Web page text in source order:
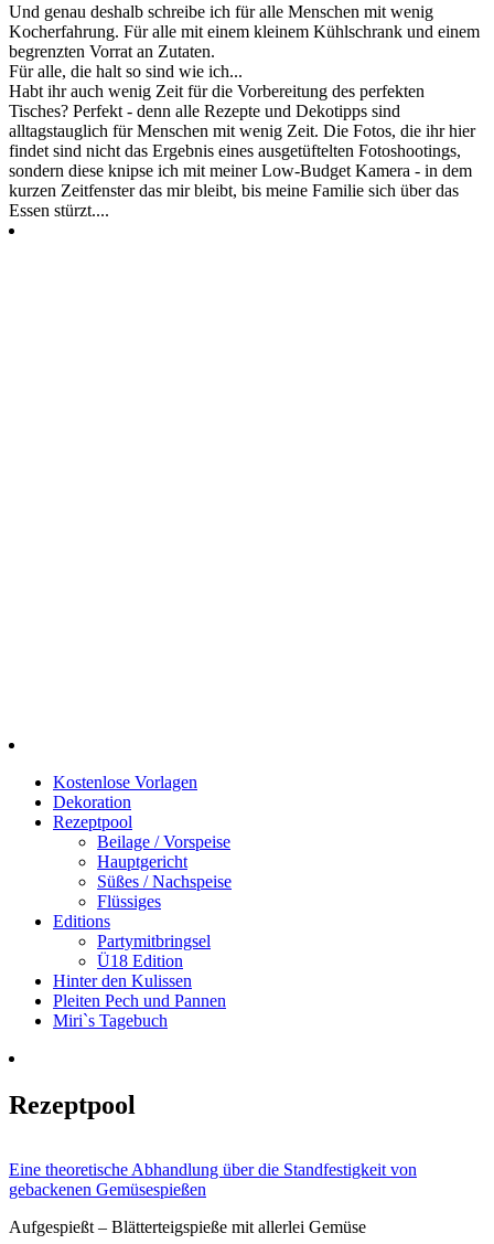
Und genau deshalb schreibe ich für alle Menschen mit wenig
Kocherfahrung. Für alle mit einem kleinem Kühlschrank und einem
begrenzten Vorrat an Zutaten.
Für alle, die halt so sind wie ich...
Habt ihr auch wenig Zeit für die Vorbereitung des perfekten
Tisches? Perfekt - denn alle Rezepte und Dekotipps sind
alltagstauglich für Menschen mit wenig Zeit. Die Fotos, die ihr hier
findet sind nicht das Ergebnis eines ausgetüftelten Fotoshootings,
sondern diese knipse ich mit meiner Low-Budget Kamera - in dem
kurzen Zeitfenster das mir bleibt, bis meine Familie sich über das
Essen stürzt....
Kostenlose Vorlagen
Dekoration
Rezeptpool
Beilage / Vorspeise
Hauptgericht
Süßes / Nachspeise
Flüssiges
Editions
Partymitbringsel
Ü18 Edition
Hinter den Kulissen
Pleiten Pech und Pannen
Miri`s Tagebuch
Rezeptpool
Eine theoretische Abhandlung über die Standfestigkeit von
gebackenen Gemüsespießen
Aufgespießt – Blätterteigspieße mit allerlei Gemüse